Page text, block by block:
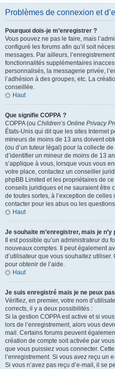
Problèmes de connexion et
Pourquoi dois-je m’enregistrer ?
Vous pouvez ne pas le faire, mais
configuré les forums afin qu’il soit
messages. Par ailleurs,
fonctionnalités supplémentaires
personnalisés, la messagerie privée,
l’adhésion à des groupes, etc. La
conseillée.
Haut
Que signifie COPPA ?
COPPA (ou Children’s Online Privacy
États-Unis qui dit que les sites Internet
mineurs de moins de 13 ans doivent
(ou d’un tuteur légal) pour la collecte
d’identifier un mineur de moins de 13
s’applique à vous, lorsque vous vous
votre place, contactez un conseiller
phpBB Limited et les propriétaires de
conseils juridiques et ne sauraient être
de toutes sortes, à l’exception de
contacter pour les abus ou les
Haut
Je souhaite m’enregistrer, mais je n’y
Il est possible qu’un administrateur du
nouveaux comptes. Il peut également
d’utilisateur que vous souhaitez
pour obtenir de l’aide.
Haut
Je suis enregistré mais je ne peux
Vérifiez, en premier, votre nom
corrects, il y a deux possibilités :
Si la gestion COPPA est active et si
lors de l’enregistrement, alors vous
mail. Certains forums peuvent
création de compte soit activée par
que vous puissiez vous connecter.
l’enregistrement. Si vous avez reçu un
Si vous n’avez pas reçu d’e-mail, il se